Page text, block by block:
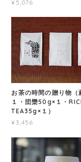
¥5,076
お茶の時間の贈り物
１・団欒50g×１・
TEA35g×１）
¥3,456